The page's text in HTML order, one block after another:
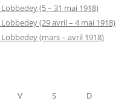
(5 – 31 mai 1918)
(29 avril – 4 mai 1918)
(mars – avril 1918)
V S
D